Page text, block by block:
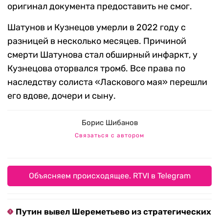
оригинал документа предоставить не смог.
Шатунов и Кузнецов умерли в 2022 году с
разницей в несколько месяцев. Причиной
смерти Шатунова стал обширный инфаркт, у
Кузнецова оторвался тромб. Все права по
наследству солиста «Ласкового мая» перешли
его вдове, дочери и сыну.
Борис Шибанов
Связаться с автором
Объясняем происходящее. RTVI в Telegram
Путин вывел Шереметьево из стратегических